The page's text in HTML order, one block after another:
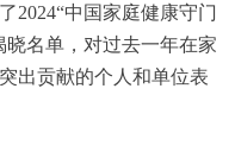
2024“中国家庭健康守门
晓名单，对过去一年在家
出贡献的个人和单位表